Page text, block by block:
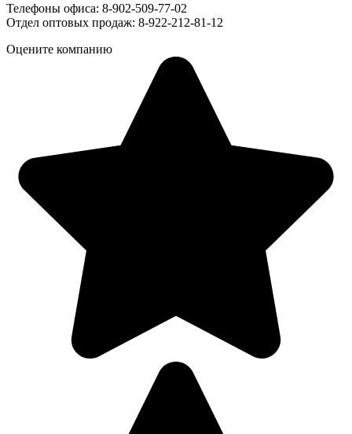
Телефоны офиса: 8-902-509-77-02
Отдел оптовых продаж: 8-922-212-81-12
Оцените компанию